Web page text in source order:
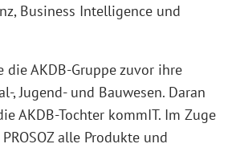
Business Intelligence und
die AKDB-Gruppe zuvor ihre
, Jugend- und Bauwesen. Daran
AKDB-Tochter kommIT. Im Zuge
alle Produkte und